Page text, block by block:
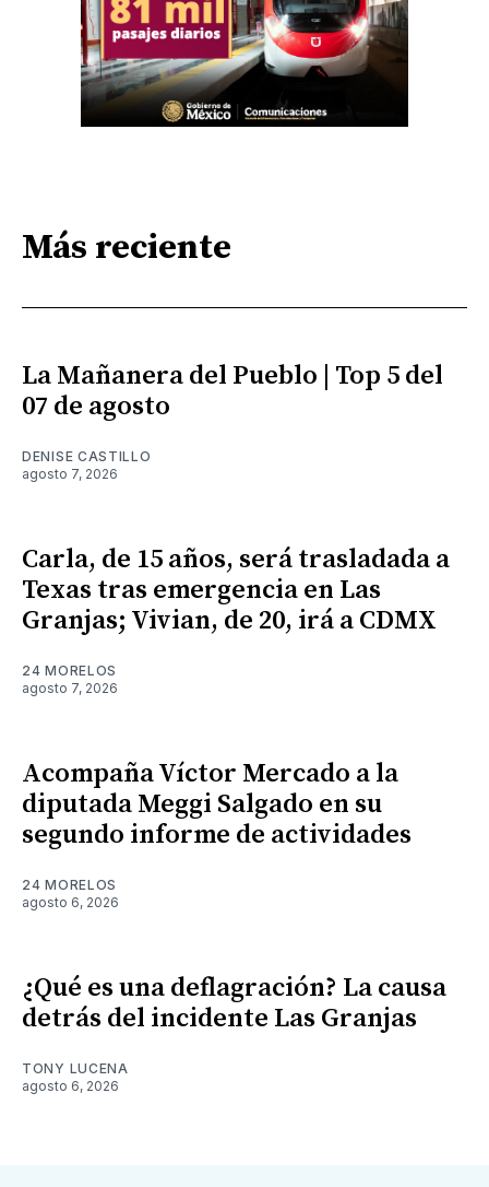
Más reciente
La Mañanera del Pueblo | Top 5 del
07 de agosto
DENISE CASTILLO
agosto 7, 2026
Carla, de 15 años, será trasladada a
Texas tras emergencia en Las
Granjas; Vivian, de 20, irá a CDMX
24 MORELOS
agosto 7, 2026
Acompaña Víctor Mercado a la
diputada Meggi Salgado en su
segundo informe de actividades
24 MORELOS
agosto 6, 2026
¿Qué es una deflagración? La causa
detrás del incidente Las Granjas
TONY LUCENA
agosto 6, 2026